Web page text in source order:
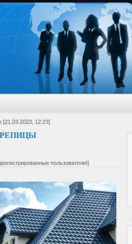
[21.03.2023, 12:23]
пользователи!]